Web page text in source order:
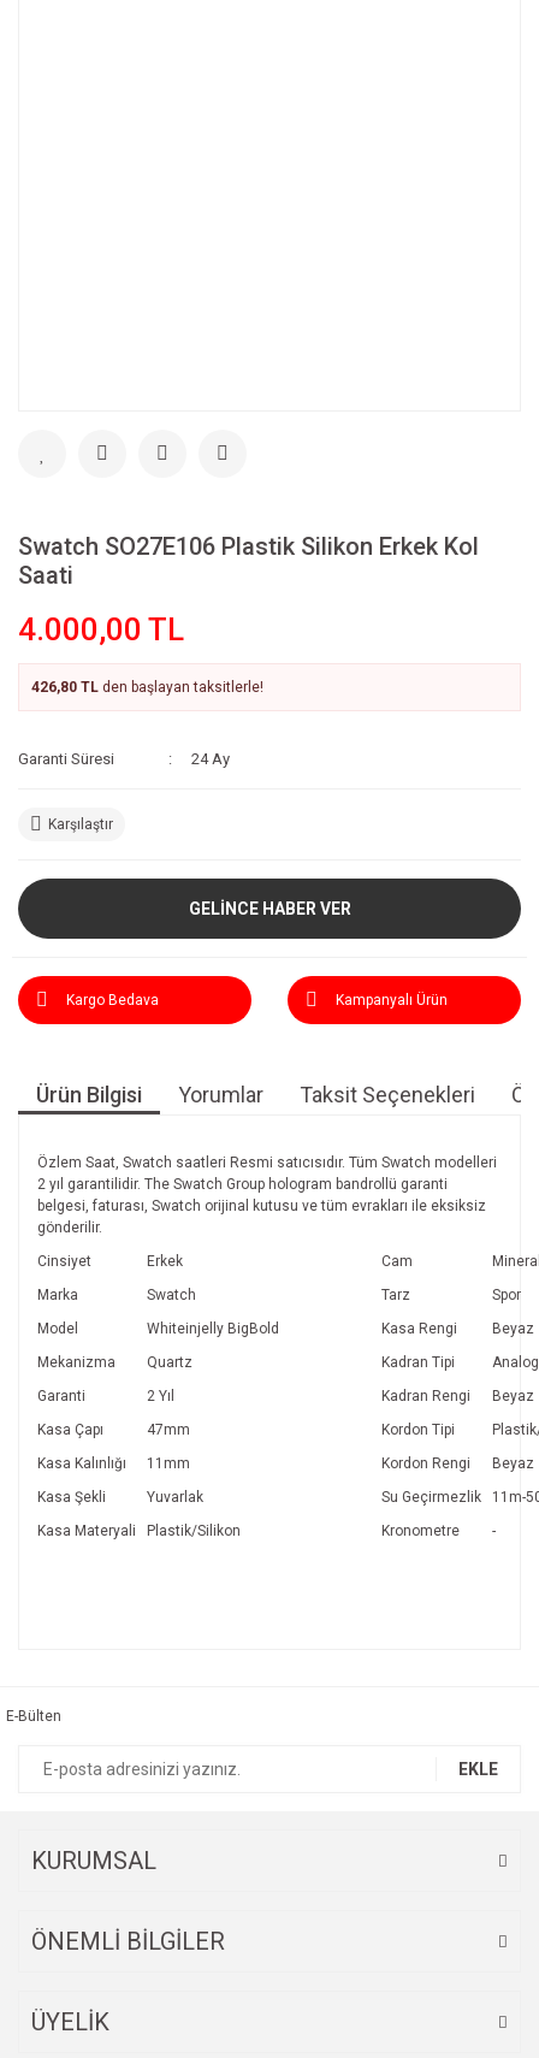
Swatch SO27E106 Plastik Silikon Erkek Kol
Saati
4.000,00 TL
426,80 TL den başlayan taksitlerle!
Garanti Süresi 24 Ay
Karşılaştır
GELİNCE HABER VER
Kargo Bedava Kampanyalı Ürün
Ürün Bilgisi Yorumlar Taksit Seçenekleri
Özlem Saat, Swatch saatleri Resmi satıcısıdır. Tüm Swatch modelleri
2 yıl garantilidir. The Swatch Group hologram bandrollü garanti
belgesi, faturası, Swatch orijinal kutusu ve tüm evrakları ile eksiksiz
gönderilir.
Cinsiyet
Erkek Cam
Marka
Swatch Tarz
Spor
Model
Whiteinjelly BigBold Kasa Rengi
Beyaz
Mekanizma
Quartz Kadran Tipi
Analog
Garanti
2 Yıl Kadran Rengi
Beyaz
Kasa Çapı
47mm Kordon Tipi
Kasa Kalınlığı
11mm Kordon Rengi
Beyaz
Kasa Şekli
Yuvarlak Su Geçirmezlik
11m-
Kasa Materyali
Plastik/Silikon Kronometre -
Ürün fiyatı diğer sitelerden daha pahalı.
E-Bülten
EKLE
KURUMSAL
ÖNEMLİ BİLGİLER
ÜYELİK